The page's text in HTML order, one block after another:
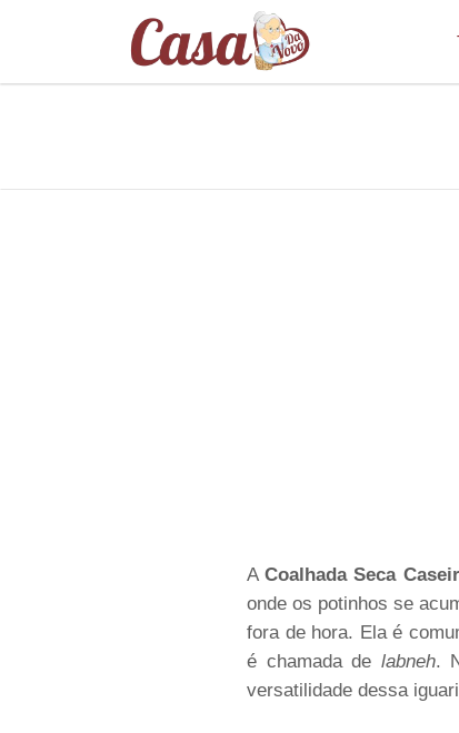
ACoalhada Seca
onde os potinhos se
fora de hora. Ela é
é chamada de labneh.
versatilidade dessa